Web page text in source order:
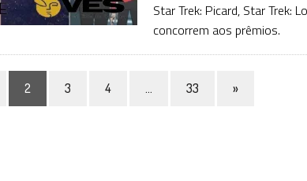
Star Trek: Picard, Star Trek:
concorrem aos prêmios.
2 3 4 … 33 »